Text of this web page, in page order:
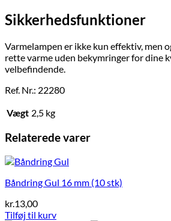
Sikkerhedsfunktioner
Varmelampen er ikke kun effektiv, men
rette varme uden bekymringer for dine
velbefindende.
Ref. Nr.: 22280
Vægt 2,5 kg
Relaterede varer
Båndring Gul 16 mm (10 stk)
kr.13,00
Tilføj til kurv